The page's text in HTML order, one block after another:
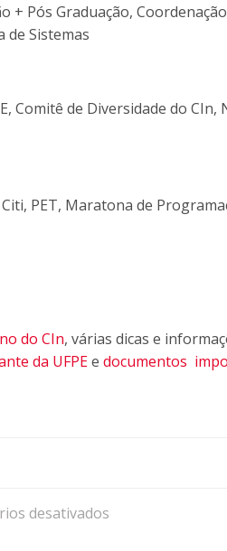
Pós Graduação,
de Sistemas
Comitê de Diversidade do CIn,
PET, Maratona de
do CIn, várias dicas e
da UFPEe documentos
de
desativados